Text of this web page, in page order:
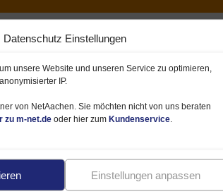
Datenschutz Einstellungen
unsere Website und unseren Service zu optimieren,
IP.
von NetAachen. Sie möchten nicht von uns beraten
zu m-net.de oder hier zum Kundenservice
Einstellungen anpassen
es Angebote mit50
Drosselung). Wenn